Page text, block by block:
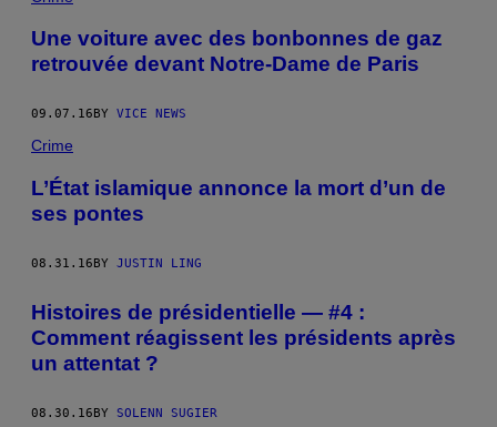
Une voiture avec des bonbonnes de gaz
retrouvée devant Notre-Dame de Paris
09.07.16 BY VICE NEWS
Crime
L’État islamique annonce la mort d’un de
ses pontes
08.31.16BY JUSTIN LING
Histoires de présidentielle — #4 :
Comment réagissent les présidents après
un attentat ?
08.30.16 BY SOLENN SUGIER